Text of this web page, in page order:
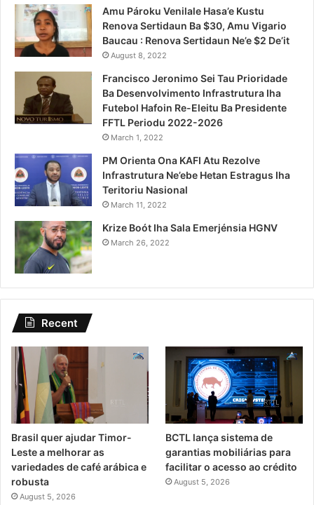
Amu Pároku Venilale Hasa’e Kustu
Renova Sertidaun Ba $30, Amu Vigario
Baucau : Renova Sertidaun Ne’e $2 De’it
August 8, 2022
Francisco Jeronimo Sei Tau Prioridade
Ba Desenvolvimento Infrastrutura Iha
Futebol Hafoin Re-Eleitu Ba Presidente
FFTL Periodu 2022-2026
March 1, 2022
PM Orienta Ona KAFI Atu Rezolve
Infrastrutura Ne’ebe Hetan Estragus Iha
Teritoriu Nasional
March 11, 2022
Krize Boót Iha Sala Emerjénsia HGNV
March 26, 2022
Recent
Brasil quer ajudar Timor-
Leste a melhorar as
variedades de café arábica e
robusta
August 5, 2026
BCTL lança sistema de
garantias mobiliárias para
facilitar o acesso ao crédito
August 5, 2026